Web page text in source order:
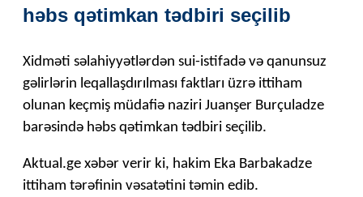
həbs qətimkan tədbiri seçilib
Xidməti səlahiyyətlərdən sui-istifadə və qanunsuz
gəlirlərin leqallaşdırılması faktları üzrə ittiham
olunan keçmiş müdafiə naziri Juanşer Burçuladze
barəsində həbs qətimkan tədbiri seçilib.
Aktual.ge xəbər verir ki, hakim Eka Barbakadze
ittiham tərəfinin vəsatətini təmin edib.